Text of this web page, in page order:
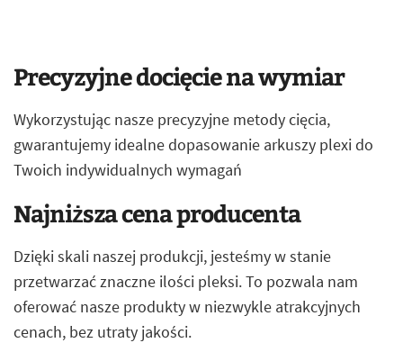
Precyzyjne docięcie na wymiar
Wykorzystując nasze precyzyjne metody cięcia,
gwarantujemy idealne dopasowanie arkuszy plexi do
Twoich indywidualnych wymagań
Najniższa cena producenta
Dzięki skali naszej produkcji, jesteśmy w stanie
przetwarzać znaczne ilości pleksi. To pozwala nam
oferować nasze produkty w niezwykle atrakcyjnych
cenach, bez utraty jakości.